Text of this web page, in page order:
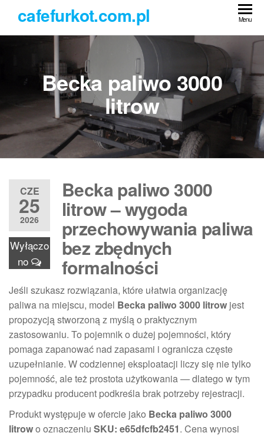
treści
cafefurkot.com.pl Menu
Becka paliwo 3000
litrow
CZE
25
2026
Wyłączo
no
Becka paliwo 3000
litrow – wygoda
przechowywania paliwa
bez zbędnych
formalności
Jeśli szukasz rozwiązania, które ułatwia organizację
paliwa na miejscu, model Becka paliwo 3000 litrow jest
propozycją stworzoną z myślą o praktycznym
zastosowaniu. To pojemnik o dużej pojemności, który
pomaga zapanować nad zapasami i ogranicza częste
uzupełnianie. W codziennej eksploatacji liczy się nie tylko
pojemność, ale też prostota użytkowania — dlatego w tym
przypadku producent podkreśla brak potrzeby rejestracji.
Produkt występuje w ofercie jako Becka paliwo 3000
litrowo oznaczeniu SKU: e65dfcfb2451. Cena wynosi